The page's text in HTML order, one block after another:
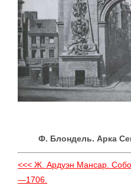
Ф. Блондель. Арка
<<< Ж. Ардуэн Мансар.
—1706.